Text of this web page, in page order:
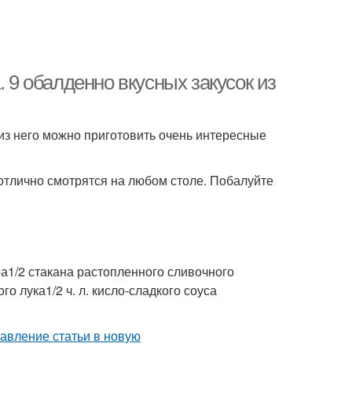
с рыбой
теста
слоеного теста Тест с заварным кремом
обалденно вкусных закусок из
него можно приготовить очень интересные
смотрятся на любом столе. Побалуйте
2 стакана растопленного сливочного
лука1/2 ч. л. кисло-сладкого соуса